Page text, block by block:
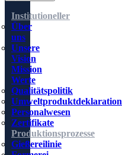
Institutioneller
Über
uns
Unsere
Vision
Mission
Werte
Qualitätspolitik
Umweltproduktdeklaration
Personalwesen
Zertifikate
Produktionsprozesse
Gießereilinie